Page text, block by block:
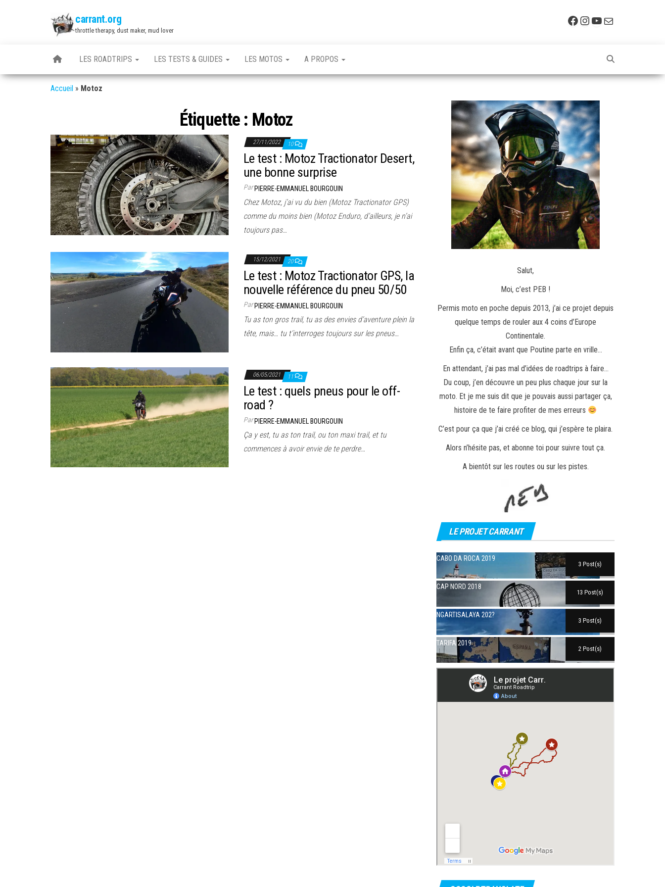
carrant.org
throttle therapy, dust maker, mud lover
Facebook
Instagram
YouTube
E-mail
LES ROADTRIPS LES TESTS & GUIDES LES MOTOS A PROPOS
Accueil » Motoz
Étiquette : Motoz
27/11/2022 10
Le test : Motoz Tractionator Desert,
une bonne surprise
ParPIERRE-EMMANUEL BOURGOUIN
Chez Motoz, j’ai vu du bien (Motoz Tractionator GPS)
comme du moins bien (Motoz Enduro, d’ailleurs, je n’ai
toujours pas…
15/12/2021 20
Le test : Motoz Tractionator GPS, la
nouvelle référence du pneu 50/50
ParPIERRE-EMMANUEL BOURGOUIN
Tu as ton gros trail, tu as des envies d’aventure plein la
tête, mais… tu t’interroges toujours sur les pneus…
06/05/2021 11
Le test : quels pneus pour le off-
road ?
ParPIERRE-EMMANUEL BOURGOUIN
Ça y est, tu as ton trail, ou ton maxi trail, et tu
commences à avoir envie de te perdre…
Salut,
Moi, c’est PEB !
Permis moto en poche depuis 2013, j’ai ce projet depuis
quelque temps de rouler aux 4 coins d’Europe
Continentale.
Enfin ça, c’était avant que Poutine parte en vrille…
En attendant, j’ai pas mal d’idées de roadtrips à faire…
Du coup, j’en découvre un peu plus chaque jour sur la
moto. Et je me suis dit que je pouvais aussi partager ça,
histoire de te faire profiter de mes erreurs
C’est pour ça que j’ai créé ce blog, qui j’espère te plaira.
Alors n’hésite pas, et abonne toi pour suivre tout ça.
A bientôt sur les routes ou sur les pistes.
LE PROJET CARRANT
CABO DA ROCA 2019
3 Post(s)
CAP NORD 2018
13 Post(s)
NGARTISALAYA 202?
3 Post(s)
TARIFA 2019
2 Post(s)